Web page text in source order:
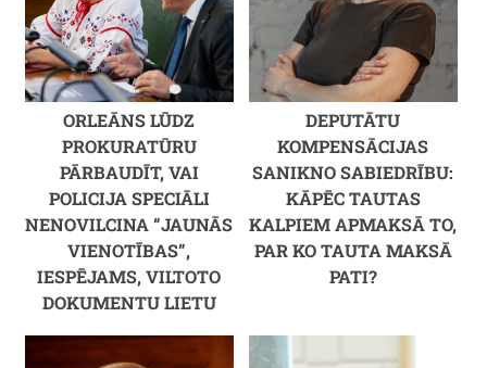
ORLEĀNS LŪDZ
PROKURATŪRU
PĀRBAUDĪT, VAI
POLICIJA SPECIĀLI
NENOVILCINA “JAUNĀS
VIENOTĪBAS”,
IESPĒJAMS, VILTOTO
DOKUMENTU LIETU
DEPUTĀTU
KOMPENSĀCIJAS
SANIKNO SABIEDRĪBU:
KĀPĒC TAUTAS
KALPIEM APMAKSĀ TO,
PAR KO TAUTA MAKSĀ
PATI?